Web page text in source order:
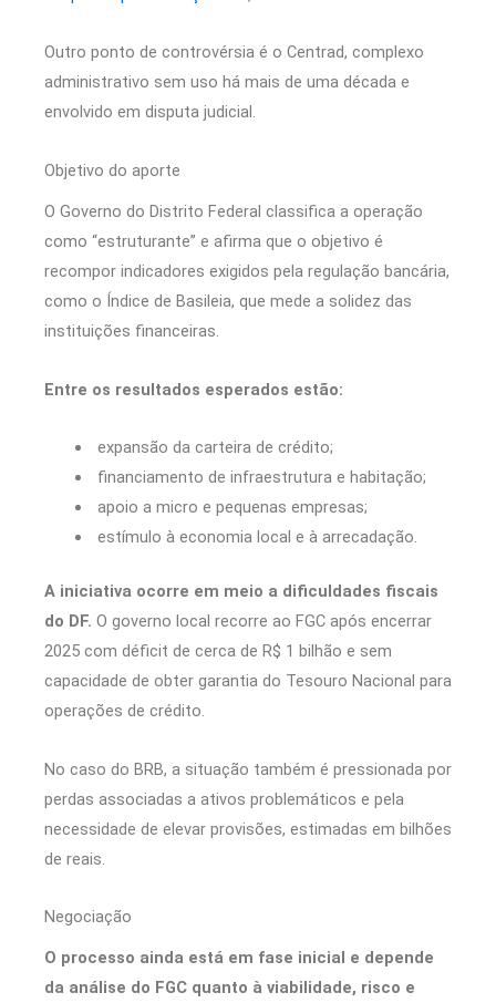
Outro ponto de controvérsia é o Centrad, complexo
administrativo sem uso há mais de uma década e
envolvido em disputa judicial.
Objetivo do aporte
O Governo do Distrito Federal classifica a operação
como “estruturante” e afirma que o objetivo é
recompor indicadores exigidos pela regulação bancária,
como o Índice de Basileia, que mede a solidez das
instituições financeiras.
Entre os resultados esperados estão:
expansão da carteira de crédito;
financiamento de infraestrutura e habitação;
apoio a micro e pequenas empresas;
estímulo à economia local e à arrecadação.
A iniciativa ocorre em meio a dificuldades fiscais
do DF. O governo local recorre ao FGC após encerrar
2025 com déficit de cerca de R$ 1 bilhão e sem
capacidade de obter garantia do Tesouro Nacional para
operações de crédito.
No caso do BRB, a situação também é pressionada por
perdas associadas a ativos problemáticos e pela
necessidade de elevar provisões, estimadas em bilhões
de reais.
Negociação
O processo ainda está em fase inicial e depende
da análise do FGC quanto à viabilidade, risco e